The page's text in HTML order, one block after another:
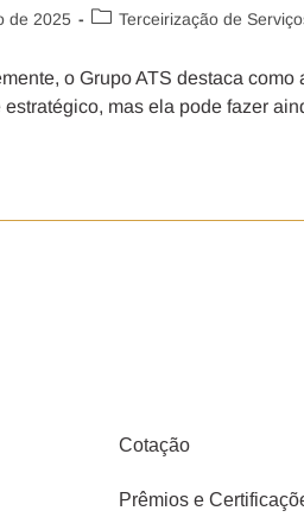
de 2025 Terceirização de
o Grupo ATS destaca
mas ela pode fazer
Cotação
Prêmios e